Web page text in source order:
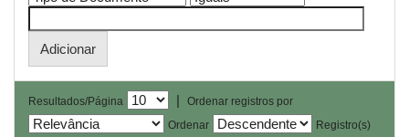
Resultados/Página |
Ordenar registros por
Ordenar
Registro(s)